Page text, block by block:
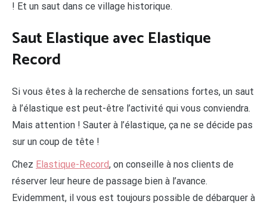
! Et un saut dans ce village historique.
Saut Elastique avec Elastique
Record
Si vous êtes à la recherche de sensations fortes, un saut
à l’élastique est peut-être l’activité qui vous conviendra.
Mais attention ! Sauter à l’élastique, ça ne se décide pas
sur un coup de tête !
Chez Elastique-Record, on conseille à nos clients de
réserver leur heure de passage bien à l’avance.
Evidemment, il vous est toujours possible de débarquer à